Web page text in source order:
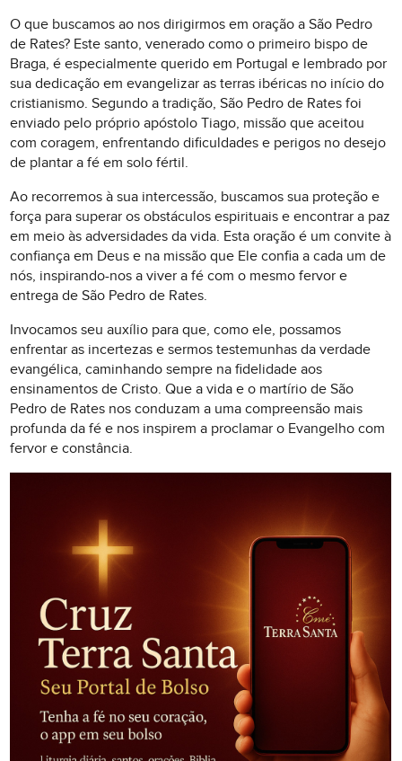
O que buscamos ao nos dirigirmos em oração a São Pedro
de Rates? Este santo, venerado como o primeiro bispo de
Braga, é especialmente querido em Portugal e lembrado por
sua dedicação em evangelizar as terras ibéricas no início do
cristianismo. Segundo a tradição, São Pedro de Rates foi
enviado pelo próprio apóstolo Tiago, missão que aceitou
com coragem, enfrentando dificuldades e perigos no desejo
de plantar a fé em solo fértil.
Ao recorremos à sua intercessão, buscamos sua proteção e
força para superar os obstáculos espirituais e encontrar a paz
em meio às adversidades da vida. Esta oração é um convite à
confiança em Deus e na missão que Ele confia a cada um de
nós, inspirando-nos a viver a fé com o mesmo fervor e
entrega de São Pedro de Rates.
Invocamos seu auxílio para que, como ele, possamos
enfrentar as incertezas e sermos testemunhas da verdade
evangélica, caminhando sempre na fidelidade aos
ensinamentos de Cristo. Que a vida e o martírio de São
Pedro de Rates nos conduzam a uma compreensão mais
profunda da fé e nos inspirem a proclamar o Evangelho com
fervor e constância.